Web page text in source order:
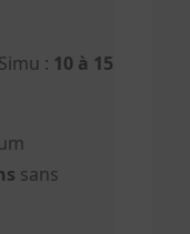
: 10 à 15
sans